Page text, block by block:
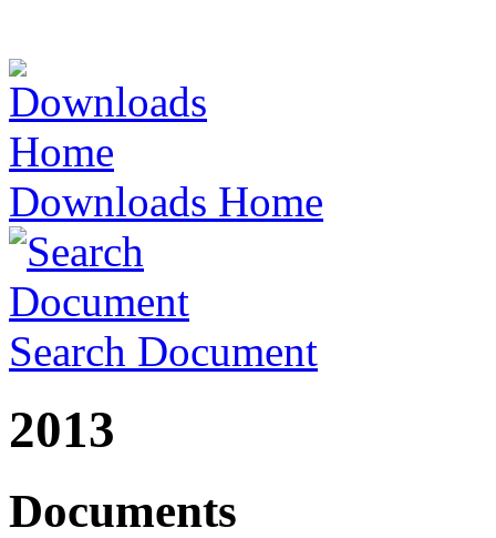
Downloads Home
Search Document
2013
Documents